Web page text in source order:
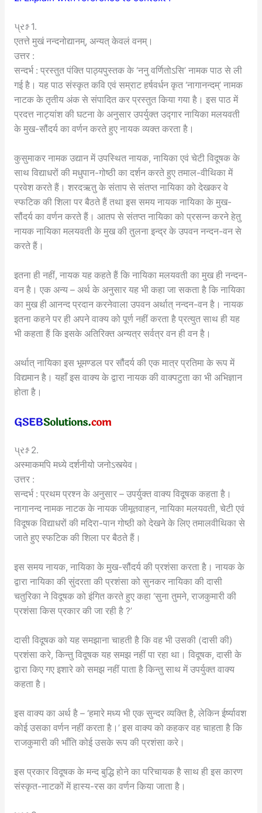
પ્રશ્ન 1.
एतत्ते मुखं नन्दनोद्यानम्, अन्यत् केवलं वनम्।
उत्तर :
सन्दर्भ : प्रस्तुत पंक्ति पाठ्यपुस्तक के ‘ननु वर्णितोऽसि’ नामक पाठ से ली
गई है। यह पाठ संस्कृत कवि एवं सम्राट हर्षवर्धन कृत ‘नागानन्दम्’ नामक
नाटक के तृतीय अंक से संपादित कर प्रस्तुत किया गया है। इस पाठ में
प्रदत्त नाट्यांश की घटना के अनुसार उपर्युक्त उद्गार नायिका मलयवती
के मुख-सौंदर्य का वर्णन करते हुए नायक व्यक्त करता है।
कुसुमाकर नामक उद्यान में उपस्थित नायक, नायिका एवं चेटी विदूषक के
साथ विद्याधरों की मधुपान-गोष्ठी का दर्शन करते हुए तमाल-वीथिका में
प्रवेश करते हैं। शरदऋतु के संताप से संतप्त नायिका को देखकर वे
स्फटिक की शिला पर बैठते हैं तथा इस समय नायक नायिका के मुख-
सौंदर्य का वर्णन करते हैं। आतप से संतप्त नायिका को प्रसन्न करने हेतु
नायक नायिका मलयवती के मुख की तुलना इन्द्र के उपवन नन्दन-वन से
करते हैं।
इतना ही नहीं, नायक यह कहते हैं कि नायिका मलयवती का मुख ही नन्दन-
वन है। एक अन्य – अर्थ के अनुसार यह भी कहा जा सकता है कि नायिका
का मुख ही आनन्द प्रदान करनेवाला उपवन अर्थात् नन्दन-वन है। नायक
इतना कहने पर ही अपने वाक्य को पूर्ण नहीं करता है प्रत्युत साथ ही यह
भी कहता हैं कि इसके अतिरिक्त अन्यत्र सर्वत्र वन ही वन है।
अर्थात् नायिका इस भूमण्डल पर सौंदर्य की एक मात्र प्रतिमा के रूप में
विद्यमान है। यहाँ इस वाक्य के द्वारा नायक की वाक्पटुता का भी अभिज्ञान
होता है।
પ્રશ્ન 2.
अस्माकमपि मध्ये दर्शनीयो जनोऽस्त्येव।
उत्तर :
सन्दर्भ : प्रथम प्रश्न के अनुसार – उपर्युक्त वाक्य विदूषक कहता है।
नागानन्द नामक नाटक के नायक जीमूतवाहन, नायिका मलयवती, चेटी एवं
विदूषक विद्याधरों की मदिरा-पान गोष्ठी को देखने के लिए तमालवीथिका से
जाते हुए स्फटिक की शिला पर बैठते हैं।
इस समय नायक, नायिका के मुख-सौंदर्य की प्रशंसा करता है। नायक के
द्वारा नायिका की सुंदरता की प्रशंसा को सुनकर नायिका की दासी
चतुरिका ने विदूषक को इंगित करते हुए कहा ‘सुना तुमने, राजकुमारी की
प्रशंसा किस प्रकार की जा रही है ?’
दासी विदूषक को यह समझाना चाहती है कि वह भी उसकी (दासी की)
प्रशंसा करे, किन्तु विदूषक यह समझ नहीं पा रहा था। विदूषक, दासी के
द्वारा किए गए इशारे को समझ नहीं पाता है किन्तु साथ में उपर्युक्त वाक्य
कहता है।
इस वाक्य का अर्थ है – ‘हमारे मध्य भी एक सुन्दर व्यक्ति है, लेकिन ईर्ष्यावश
कोई उसका वर्णन नहीं करता है।’ इस वाक्य को कहकर वह चाहता है कि
राजकुमारी की भाँति कोई उसके रूप की प्रशंसा करे।
इस प्रकार विदूषक के मन्द बुद्धि होने का परिचायक है साथ ही इस कारण
संस्कृत-नाटकों में हास्य-रस का वर्णन किया जाता है।